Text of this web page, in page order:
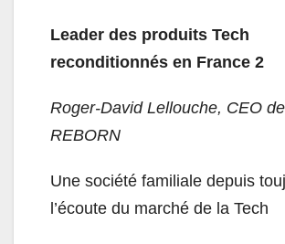
Leader des produits Tech
reconditionnés en France 2
Roger‑David Lellouche, CEO de
REBORN
Une société familiale depuis
l’écoute du marché de la Tech